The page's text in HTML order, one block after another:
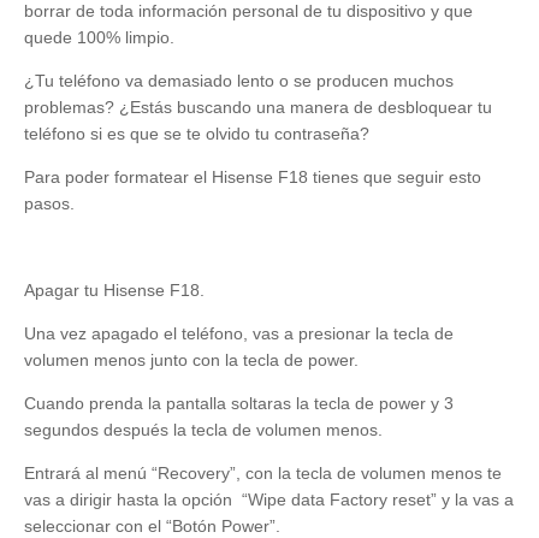
borrar de toda información personal de tu dispositivo y que
quede 100% limpio.
¿Tu teléfono va demasiado lento o se producen muchos
problemas? ¿Estás buscando una manera de desbloquear tu
teléfono si es que se te olvido tu contraseña?
Para poder formatear el Hisense F18 tienes que seguir esto
pasos.
Apagar tu Hisense F18.
Una vez apagado el teléfono, vas a presionar la tecla de
volumen menos junto con la tecla de power.
Cuando prenda la pantalla soltaras la tecla de power y 3
segundos después la tecla de volumen menos.
Entrará al menú “Recovery”, con la tecla de volumen menos te
vas a dirigir hasta la opción “Wipe data Factory reset” y la vas a
seleccionar con el “Botón Power”.